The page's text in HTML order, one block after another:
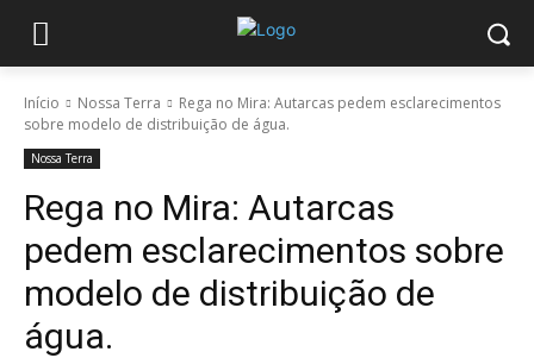
Início Nossa Terra
Rega no Mira: Autarcas pedem esclarecimentos
sobre modelo de distribuição de água.
Nossa Terra
Rega no Mira: Autarcas
pedem esclarecimentos sobre
modelo de distribuição de
água.